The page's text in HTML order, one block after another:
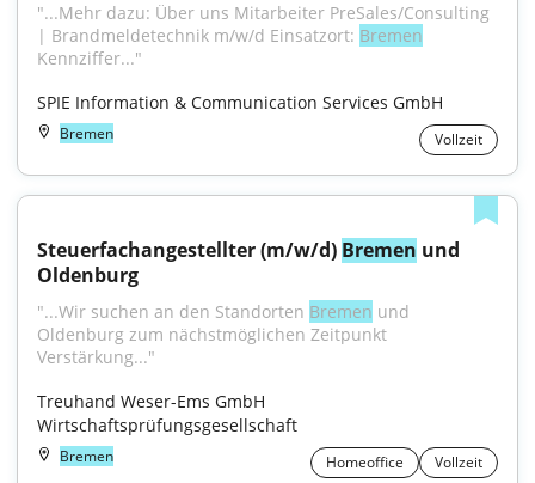
"...Mehr dazu: Über uns Mitarbeiter PreSales/Consulting
| Brandmeldetechnik m/w/d Einsatzort: Bremen
Kennziffer..."
SPIE Information & Communication Services GmbH
Bremen Vollzeit
Steuerfachangestellter (m/w/d) Bremen und
Oldenburg
"...Wir suchen an den Standorten Bremen und
Oldenburg zum nächstmöglichen Zeitpunkt
Verstärkung..."
Treuhand Weser-Ems GmbH
Wirtschaftsprüfungsgesellschaft
Bremen Homeoffice Vollzeit